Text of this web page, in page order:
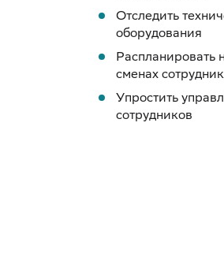
Отследить
оборудования
Распланировать
сменах
Упростить
сотрудников